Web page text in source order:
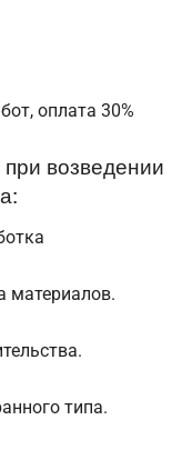
оплата 30%
возведении
материалов.
типа.